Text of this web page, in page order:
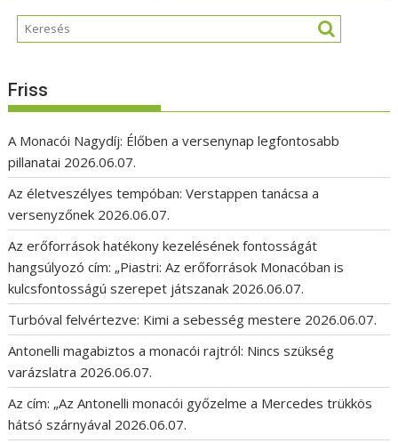
Friss
A Monacói Nagydíj: Élőben a versenynap legfontosabb
pillanatai 2026.06.07.
Az életveszélyes tempóban: Verstappen tanácsa a
versenyzőnek 2026.06.07.
Az erőforrások hatékony kezelésének fontosságát
hangsúlyozó cím: „Piastri: Az erőforrások Monacóban is
kulcsfontosságú szerepet játszanak 2026.06.07.
Turbóval felvértezve: Kimi a sebesség mestere 2026.06.07.
Antonelli magabiztos a monacói rajtról: Nincs szükség
varázslatra 2026.06.07.
Az cím: „Az Antonelli monacói győzelme a Mercedes trükkös
hátsó szárnyával 2026.06.07.